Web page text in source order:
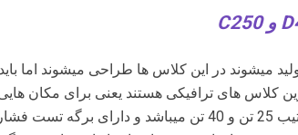
میشوند در این کلاس ها طراحی میشوند اما
کلاس های ترافیکی هستند یعنی برای مکان
صورت میگیرد تحمل آنها به ترتیب 25 تن و 40 تن